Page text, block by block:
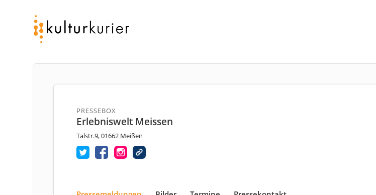
PRESSEBOX
Erlebniswelt Meissen
Talstr.9, 01662 Meißen